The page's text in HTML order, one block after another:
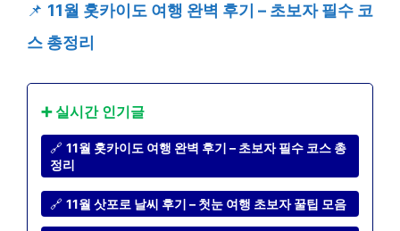
📌 11월 홋카이도 여행 완벽 후기 – 초보자 필수 코
스 총정리
➕ 실시간 인기글
🔗 11월 홋카이도 여행 완벽 후기 – 초보자 필수 코스 총
정리
🔗 11월 삿포로 날씨 후기 – 첫눈 여행 초보자 꿀팁 모음